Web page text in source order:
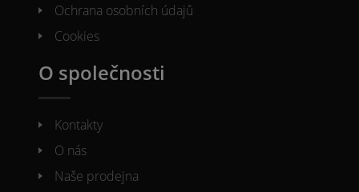
Ochrana osobních údajů
Cookies
O společnosti
Kontakty
O nás
Naše prodejna